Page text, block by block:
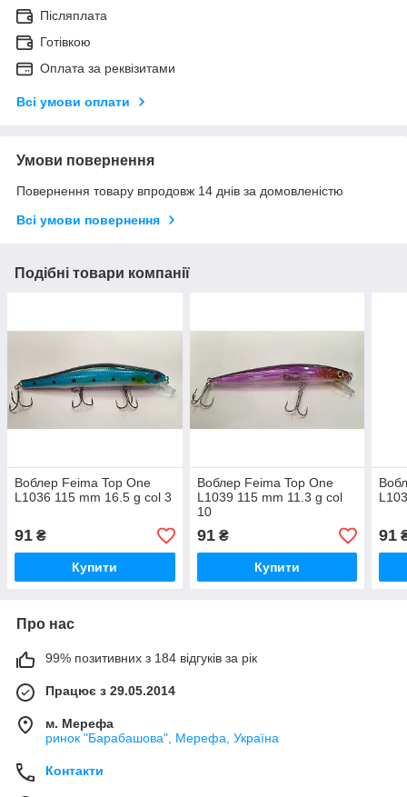
Післяплата
Готівкою
Оплата за реквізитами
Всі умови оплати
Умови повернення
Повернення товару впродовж 14 днів за домовленістю
Всі умови повернення
Подібні товари компанії
Воблер Feima Top One
L1036 115 mm 16.5 g col 3
91 ₴
Купити
Воблер Feima Top One
L1039 115 mm 11.3 g col
10
91₴
Купити
91
Про нас
99% позитивних з 184 відгуків за рік
Працює з 29.05.2014
м. Мерефа
ринок "Барабашова", Мерефа, Україна
Контакти